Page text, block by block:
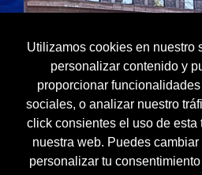
Utilizamos cookies en nuestro
personalizar contenido y
proporcionar
sociales, o analizar nuestro
click consientes el uso de esta
nuestra web. Puedes
personalizar tu